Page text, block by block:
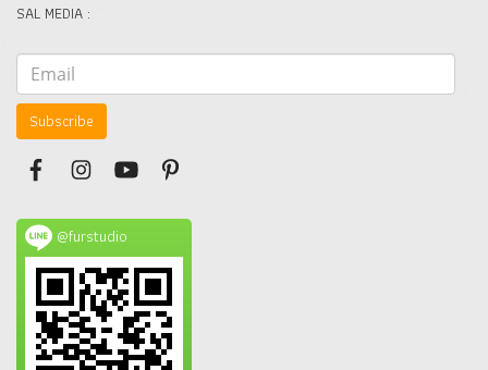
SAL MEDIA :
Subscribe
@furstudio